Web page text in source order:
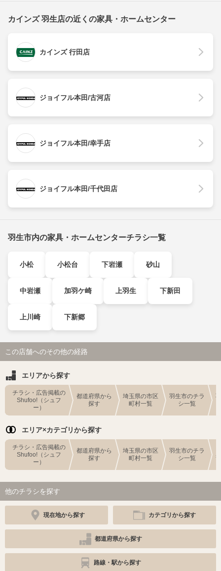
カインズ 羽生店の近くの家具・ホームセンター
カインズ 行田店
ジョイフル本田/古河店
ジョイフル本田/幸手店
ジョイフル本田/千代田店
羽生市内の家具・ホームセンターチラシ一覧
小松 小松台 下岩瀬 砂山
中岩瀬 加羽ケ崎 上羽生 下新田
上川崎 下新郷
この店舗へのその他の経路
エリアから探す
チラシ・広告掲載の
Shufoo!（シュフ
ー）
都道府県から
探す
埼玉県の市区
町村一覧
羽生市のチラ
シ一覧
エリア×カテゴリから探す
チラシ・広告掲載の
Shufoo!（シュフ
ー）
都道府県から
探す
埼玉県の市区
町村一覧
羽生市のチラ
シ一覧
他のチラシを探す
現在地から探す カテゴリから探す
都道府県から探す
路線・駅から探す